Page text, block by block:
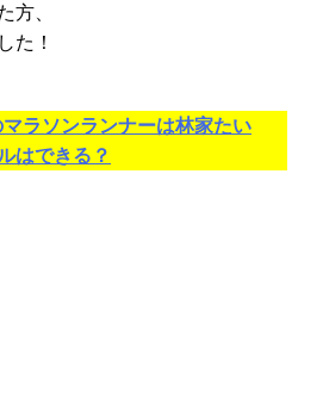
方、
た！
ラソンランナーは林家たい
はできる？